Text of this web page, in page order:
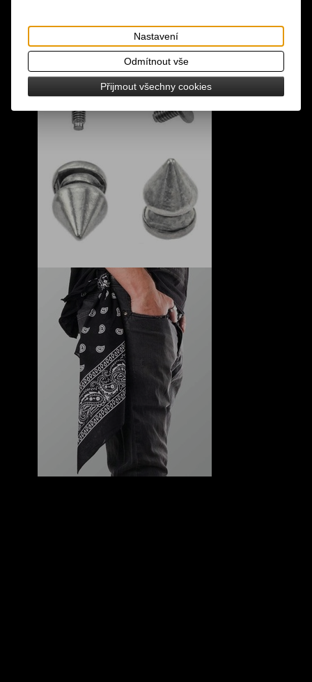
Nastavení
Odmítnout vše
Přijmout všechny cookies